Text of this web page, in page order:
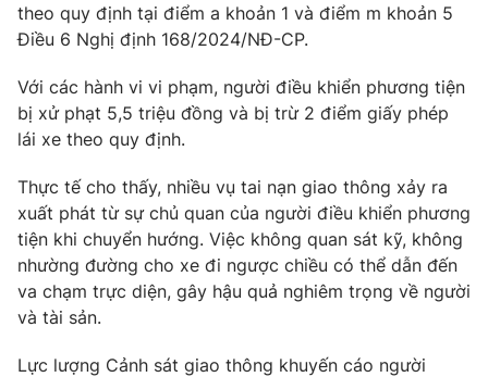
Photo Infographic
Video Shorts video
VTV Sức khoẻ Bất động sản
Thị trường 24h Tấm lòng Việt
Vươn mình bằng AI
theo quy định tại điểm a khoản 1 và điểm m khoản 5
Điều 6 Nghị định 168/2024/NĐ-CP.
Với các hành vi vi phạm, người điều khiển phương tiện
bị xử phạt 5,5 triệu đồng và bị trừ 2 điểm giấy phép
lái xe theo quy định.
Thực tế cho thấy, nhiều vụ tai nạn giao thông xảy ra
xuất phát từ sự chủ quan của người điều khiển phương
tiện khi chuyển hướng. Việc không quan sát kỹ, không
nhường đường cho xe đi ngược chiều có thể dẫn đến
va chạm trực diện, gây hậu quả nghiêm trọng về người
và tài sản.
Lực lượng Cảnh sát giao thông khuyến cáo người